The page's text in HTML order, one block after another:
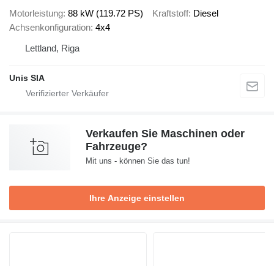
Motorleistung 88 kW (119.72 PS) Kraftstoff Diesel
Achsenkonfiguration 4x4
Lettland, Riga
Unis SIA
Verkaufen Sie Maschinen oder
Fahrzeuge?
Mit uns - können Sie das tun!
Ihre Anzeige einstellen